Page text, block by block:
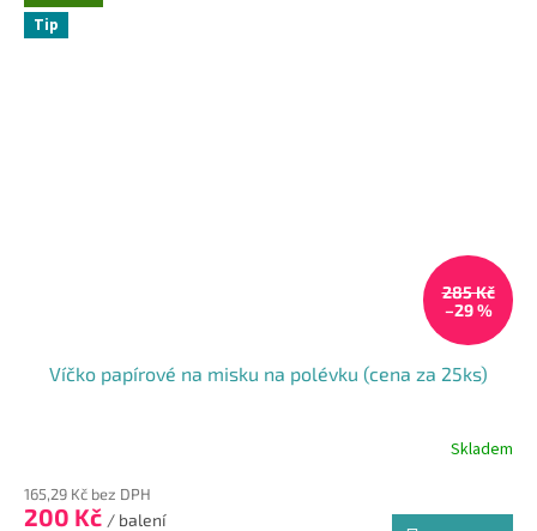
Tip
285 Kč
–29 %
Víčko papírové na misku na polévku (cena za 25ks)
Skladem
165,29 Kč bez DPH
200 Kč / balení